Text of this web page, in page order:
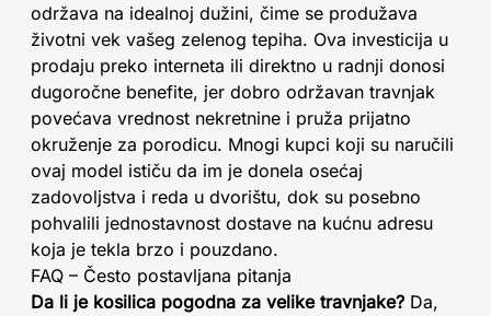
održava na idealnoj dužini, čime se produžava
životni vek vašeg zelenog tepiha. Ova investicija u
prodaju preko interneta ili direktno u radnji donosi
dugoročne benefite, jer dobro održavan travnjak
povećava vrednost nekretnine i pruža prijatno
okruženje za porodicu. Mnogi kupci koji su naručili
ovaj model ističu da im je donela osećaj
zadovoljstva i reda u dvorištu, dok su posebno
pohvalili jednostavnost dostave na kućnu adresu
koja je tekla brzo i pouzdano.
FAQ – Često postavljana pitanja
Da li je kosilica pogodna za velike travnjake? Da,